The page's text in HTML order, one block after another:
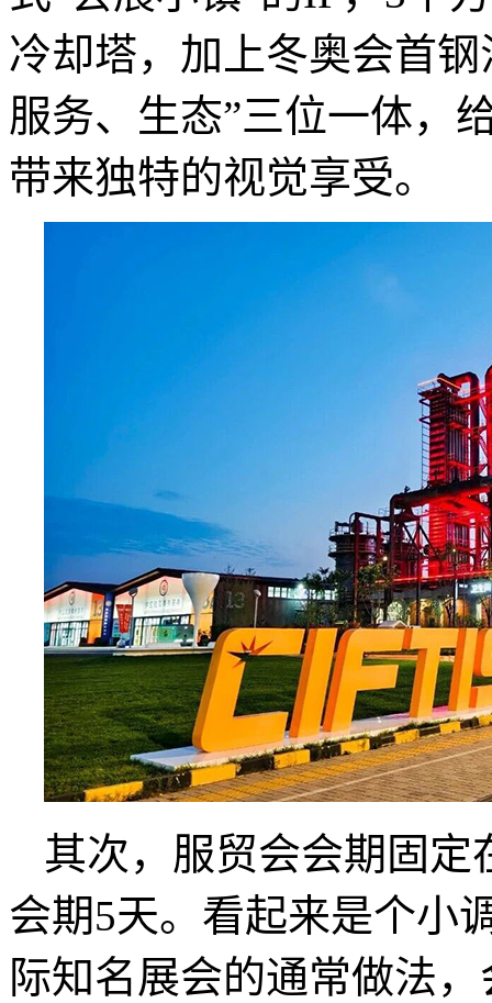
冷却塔，加上冬奥会首
服务、生态”三位一体，
带来独特的视觉享受。
其次，服贸会会期固定
会期5天。看起来是个小
际知名展会的通常做法